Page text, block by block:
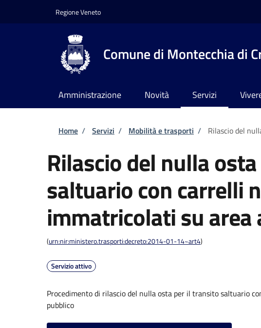
Regione Veneto
Comune di Montecchia di
Amministrazione Novità Servizi
Briciole di pane
Home / Servizi / Mobilità e trasporti / Rilascio del
Rilascio del nulla
saltuario con carrelli
immatricolati su area
(urn:nir:ministero.trasporti:decreto:2014-01-14~art4)
Servizio attivo
Procedimento di rilascio del nulla osta per il transito saltuario
pubblico